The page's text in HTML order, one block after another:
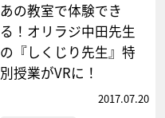
あの教室で体験でき
る！オリラジ中田先生
の『しくじり先生』特
別授業がVRに！
2017.07.20